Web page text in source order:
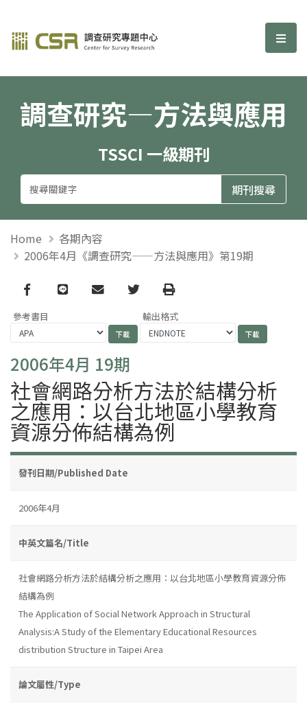
調查研究—方法與應用期刊 選
調查研究—方法與應用
TSSCI 一級期刊
Home
各期內容
2006年4月《調查研究——方法與應用》第19期
Facebook
line email TwitterPrint
參考書目 輸出格式
2006年4月 19期
社會網路分析方法於結構分析
之應用：以台北地區小學教育
資源分佈結構為例
發刊日期/Published Date
2006年4月
中英文篇名/Title
社會網路分析方法於結構分析之應用：以台北地區小學教育資源分佈
結構為例
The Application of Social Network Approach in Structural
Analysis:A Study of the Elementary Educational Resources
distribution Structure in Taipei Area
論文屬性/Type